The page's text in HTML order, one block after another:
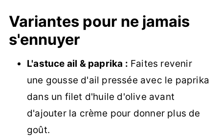
Variantes pour ne jamais
s'ennuyer
L'astuce ail & paprika : Faites revenir
une gousse d'ail pressée avec le paprika
dans un filet d'huile d'olive avant
d'ajouter la crème pour donner plus de
goût.